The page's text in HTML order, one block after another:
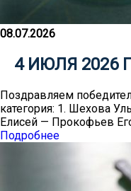
08.07.2026
4 ИЮЛЯ 2026
Поздравляем
категория: 1. Шехова
Елисей — Прокофьев
Подробнее